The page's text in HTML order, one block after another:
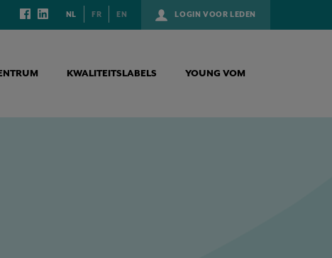
LOGIN VOOR LEDEN
NL FR EN
KWALITEITSLABELS YOUNG VOM
AUTHORISATIE)